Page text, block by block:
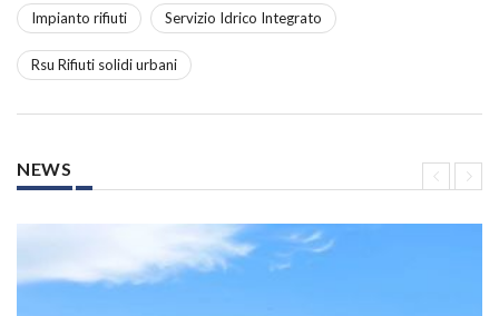
Impianto rifiuti Servizio Idrico Integrato
Rsu Rifiuti solidi urbani
NEWS